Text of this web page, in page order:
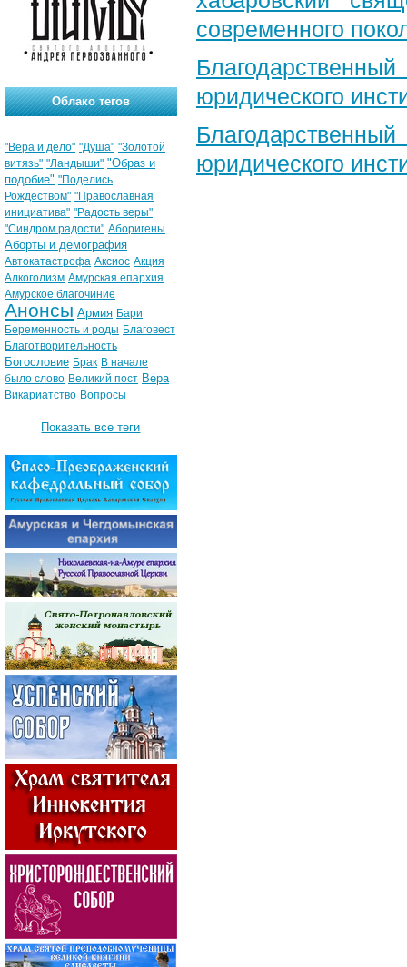
современного
юридического
юридического
Облако тегов
"Вера и дело" "Душа" "Золотой
витязь" "Ландыши" "Образ и
подобие" "Поделись
Рождеством" "Православная
инициатива" "Радость веры"
"Синдром радости" Аборигены
Аборты и демография
Автокатастрофа Аксиос Акция
Алкоголизм Амурская епархия
Амурское благочиние
Анонсы Армия Бари
Беременность и роды Благовест
Благотворительность
Богословие Брак В начале
было слово Великий пост Вера
Викариатство Вопросы
Показать все теги